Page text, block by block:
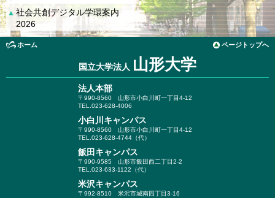
▲ 社会共創デジタル学環案内
2026
ホーム ページトップへ
国立大学法人 山形大学
法人本部
〒990-8560 山形市小白川町一丁目4-12
TEL.023-628-4006
小白川キャンパス
〒990-8560 山形市小白川町一丁目4-12
TEL.023-628-4744（代）
飯田キャンパス
〒990-9585 山形市飯田西二丁目2-2
TEL.023-633-1122（代）
米沢キャンパス
〒992-8510 米沢市城南四丁目3-16